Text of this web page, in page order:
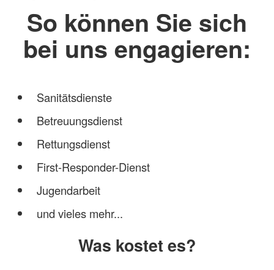
So können Sie sich
bei uns engagieren:
Sanitätsdienste
Betreuungsdienst
Rettungsdienst
First-Responder-Dienst
Jugendarbeit
und vieles mehr...
Was kostet es?